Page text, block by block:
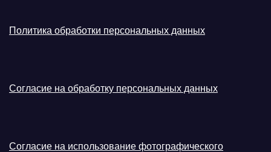
Политика обработки персональных данных
Согласие на обработку персональных данных
Согласие на использование фотографического